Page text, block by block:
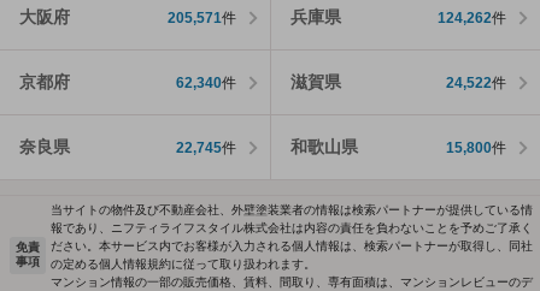
大阪府 205,571件 兵庫県 124,262件
京都府 62,340件 滋賀県 24,522件
奈良県 22,745件 和歌山県 15,800件
免責
事項
当サイトの物件及び不動産会社、外壁塗装業者の情報は検索パートナーが提供している情
報であり、ニフティライフスタイル株式会社は内容の責任を負わないことを予めご了承く
ださい。本サービス内でお客様が入力される個人情報は、検索パートナーが取得し、同社
の定める個人情報規約に従って取り扱われます。
マンション情報の一部の販売価格、賃料、間取り、専有面積は、マンションレビューのデ